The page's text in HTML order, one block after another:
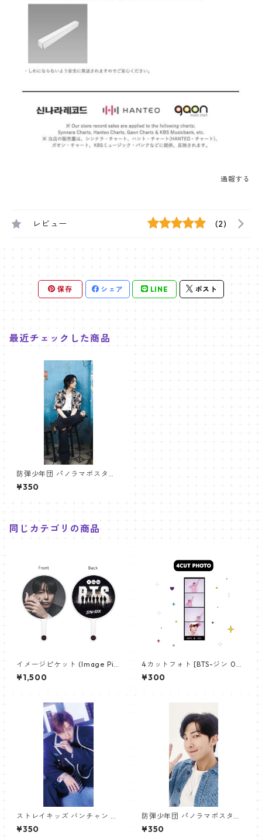
通報する
レビュー (2)
保存 シェア LINE ポスト
最近チェックした商品
防弾少年団 パノラマポスター
(BTS Poster) 700*330mm
【シュガ Suga-32】
¥350
同じカテゴリの商品
イメージピケット (Image Pic
ket) うちわ - ジョングク (JU
NGKOOK_19)
¥1,500
4カットフォト [BTS-ジン 02]
4CUT PHOTO BTS-JIN 02
¥300
ストレイキッズ バンチャン パ
ノラマポスター (Stray Kids B
angchan Poster) 700*330
¥350
防弾少年団 パノラマポスター
(BTS Poster) 700*330mm
【アールエム RM-14】
¥350